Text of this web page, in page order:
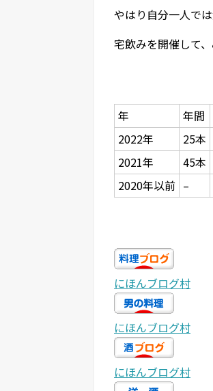
やはり自分一人で
宅飲みを開催して
年 年間
2022年
25本
2021年
45本
2020年以前 –
にほんブログ村
にほんブログ村
にほんブログ村